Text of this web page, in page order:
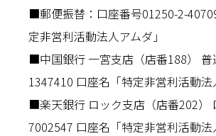
■郵便振替：口座番号01250-2-
定非営利活動法人アムダ」
■中国銀行 一宮支店（店番188） 普
1347410 口座名「特定非営利活動法
■楽天銀行 ロック支店（店番202）
7002547 口座名「特定非営利活動法